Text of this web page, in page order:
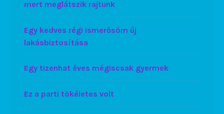
mert meglátszik rajtunk
Egy kedves régi ismerősöm új
lakásbiztosítása
Egy tizenhat éves mégiscsak gyermek
Ez a parti tökéletes volt